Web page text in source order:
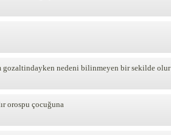
nedeni bilinmeyen bir sekilde olur
orospu çocuğuna